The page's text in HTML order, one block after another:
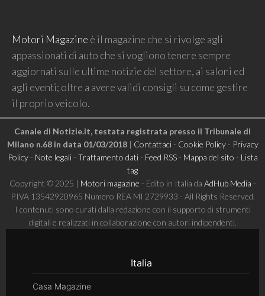
Motori Magazine è il magazine che si rivolge agli
appassionati di auto che si vogliono tenere sempre
aggiornati sulle ultime notizie del settore, ai saloni ed
agli eventi; oltre a avere validi consigli su come gestire
il proprio veicolo.
Canale di Notizie.it, testata registrata presso il Tribunale di
Milano n.68 in data 01/03/2018| Contattaci- Cookie Policy- Privacy
Policy- Note legali- Trattamento dati- Feed RSS- Mappa del sito - Lista
tag
Copyright © 2025 | Motori magazine - Edito in Italia da AdHub Media -
P.IVA 13542920965 Numero REA MI 2729933 - All Rights Reserved.
I contenuti sono curati dalla redazione con il supporto di strumenti
digitali e realizzati in collaborazione con autori indipendenti.
Italia
Casa Magazine